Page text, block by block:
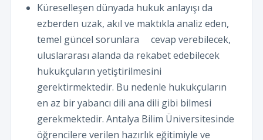
Küreselleşen dünyada hukuk anlayışı da
ezberden uzak, akıl ve maktıkla analiz eden,
temel güncel sorunlara cevap verebilecek,
uluslararası alanda da rekabet edebilecek
hukukçuların yetiştirilmesini
gerektirmektedir. Bu nedenle hukukçuların
en az bir yabancı dili ana dili gibi bilmesi
gerekmektedir. Antalya Bilim Üniversitesinde
öğrencilere verilen hazırlık eğitimiyle ve